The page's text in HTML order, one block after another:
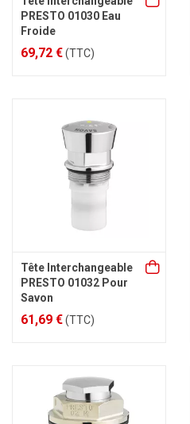
PRESTO 01030 Eau
Froide
69,72 €(TTC)
Tête Interchangeable
PRESTO 01032 Pour
Savon
61,69 €(TTC)